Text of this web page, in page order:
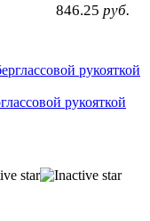
846.25 руб.
рукояткой